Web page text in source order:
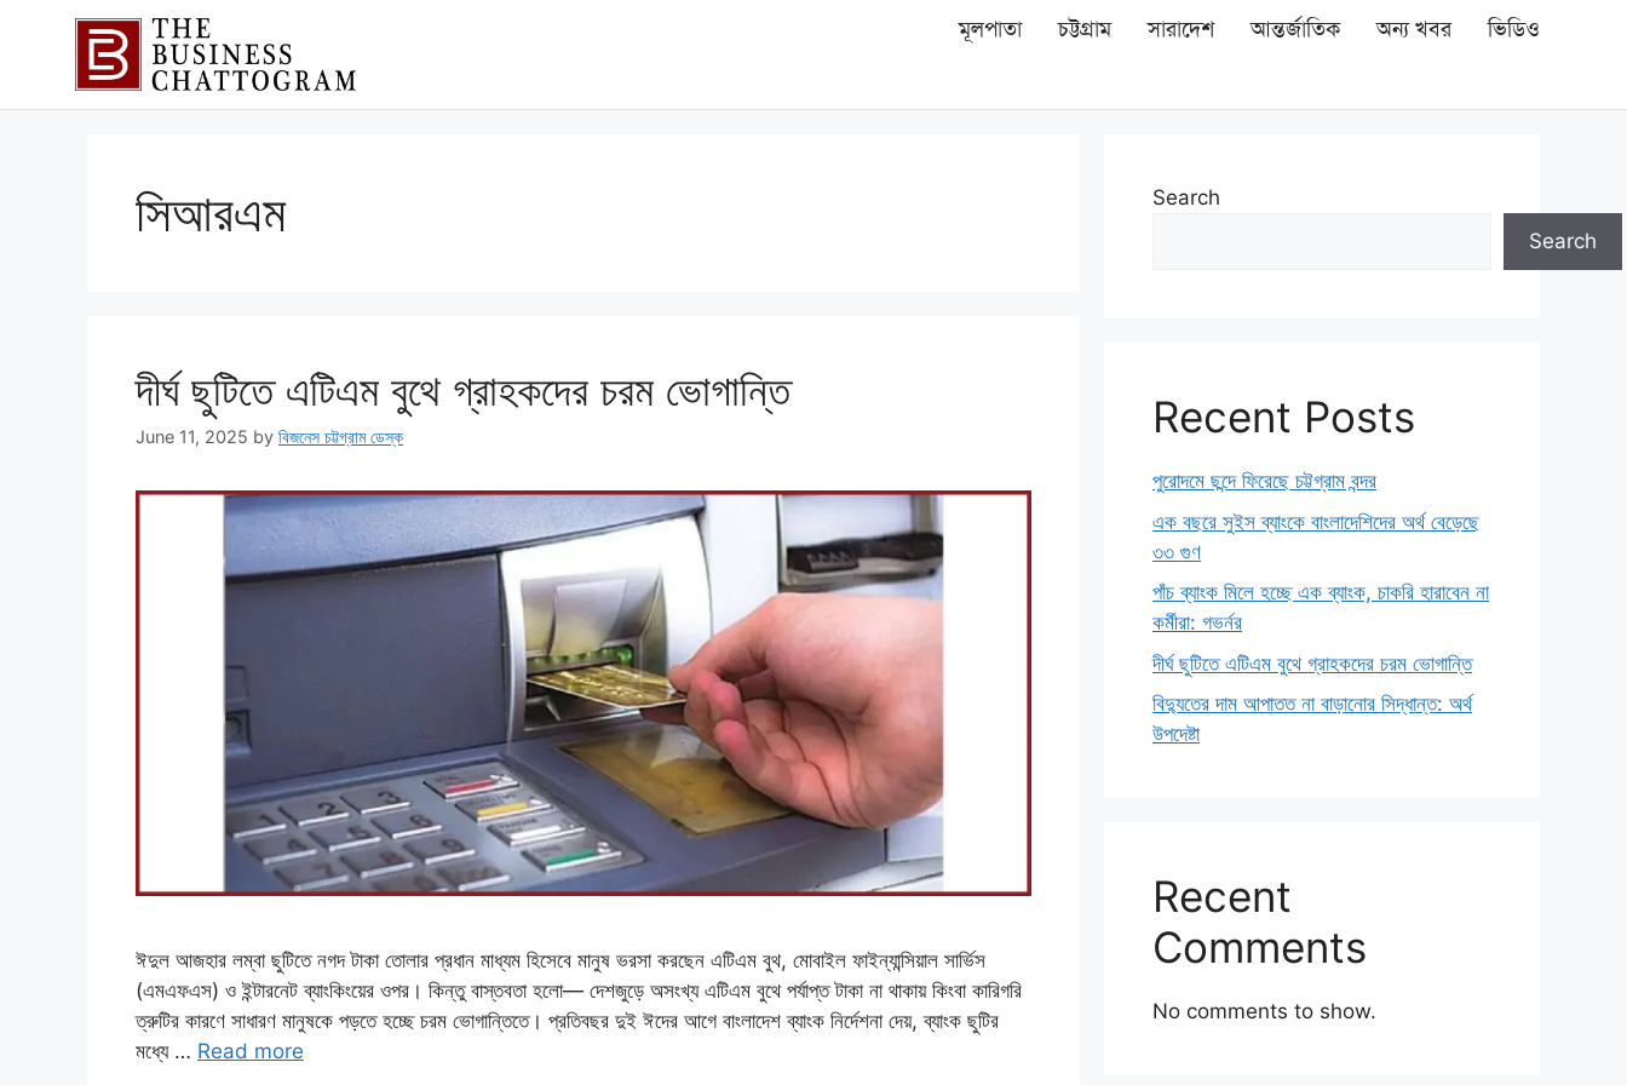
মূলপাতা চট্টগ্রাম সারাদেশ আন্তর্জাতিক অন্য খবর ভিডিও
সিআরএম
দীর্ঘ ছুটিতে এটিএম বুথে গ্রাহকদের চরম ভোগান্তি
June 11, 2025 by বিজনেস চট্টগ্রাম ডেস্ক
ঈদুল আজহার লম্বা ছুটিতে নগদ টাকা তোলার প্রধান মাধ্যম হিসেবে মানুষ ভরসা করছেন এটিএম বুথ, মোবাইল ফাইন্যান্সিয়াল সার্ভিস
(এমএফএস) ও ইন্টারনেট ব্যাংকিংয়ের ওপর। কিন্তু বাস্তবতা হলো— দেশজুড়ে অসংখ্য এটিএম বুথে পর্যাপ্ত টাকা না থাকায় কিংবা কারিগরি
ত্রুটির কারণে সাধারণ মানুষকে পড়তে হচ্ছে চরম ভোগান্তিতে। প্রতিবছর দুই ঈদের আগে বাংলাদেশ ব্যাংক নির্দেশনা দেয়, ব্যাংক ছুটির
মধ্যে … Read more
Search
Search
Recent Posts
পুরোদমে ছন্দে ফিরেছে চট্টগ্রাম বন্দর
এক বছরে সুইস ব্যাংকে বাংলাদেশিদের অর্থ বেড়েছে
৩৩ গুণ
পাঁচ ব্যাংক মিলে হচ্ছে এক ব্যাংক, চাকরি হারাবেন না
কর্মীরা: গভর্নর
দীর্ঘ ছুটিতে এটিএম বুথে গ্রাহকদের চরম ভোগান্তি
বিদ্যুতের দাম আপাতত না বাড়ানোর সিদ্ধান্ত: অর্থ
উপদেষ্টা
Recent
Comments
No comments to show.